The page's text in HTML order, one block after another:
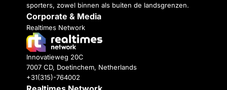
sporters, zowel binnen als buiten de landsgrenzen.
Corporate & Media
Realtimes Network
Innovatieweg 20C
7007 CD, Doetinchem, Netherlands
+31(315)-764002